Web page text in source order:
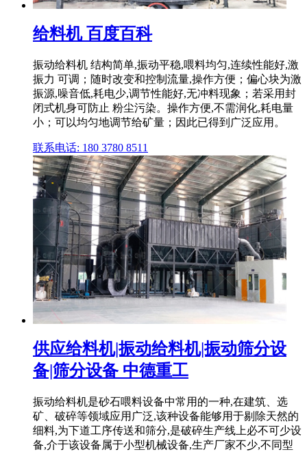
给料机 百度百科
振动给料机 结构简单,振动平稳,喂料均匀,连续性能好,激
振力 可调；随时改变和控制流量,操作方便；偏心块为激
振源,噪音低,耗电少,调节性能好,无冲料现象；若采用封
闭式机身可防止 粉尘污染。操作方便,不需润化,耗电量
小；可以均匀地调节给矿量；因此已得到广泛应用。
联系电话: 180 3780 8511
供应给料机|振动给料机|振动筛分设
备|筛分设备 中德重工
振动给料机是砂石喂料设备中常用的一种,在建筑、选
矿、破碎等领域应用广泛,该种设备能够用于剔除天然的
细料,为下道工序传送和筛分,是破碎生产线上必不可少设
备,介于该设备属于小型机械设备,生产厂家不少,不同型